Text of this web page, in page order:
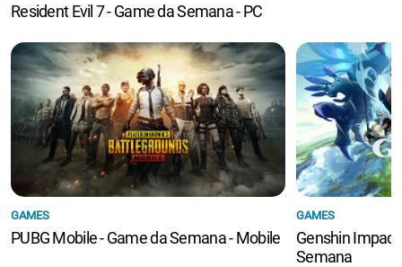
Resident Evil 7 - Game da Semana - PC
GAMES
PUBG Mobile - Game da Semana - Mobile
GAMES
Genshin
Semana